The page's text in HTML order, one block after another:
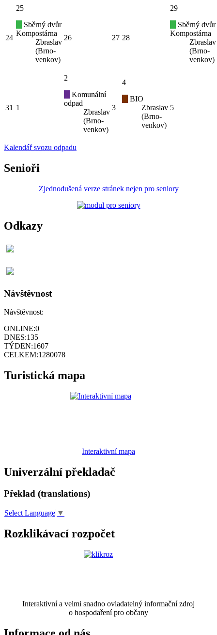
24
25
Sběrný dvůr
Kompostárna
Zbraslav
(Brno-
venkov)
26 27 28
29
Sběrný dvůr
Kompostárna
Zbraslav
(Brno-
venkov)
31 1
2
Komunální
odpad
Zbraslav
(Brno-
venkov)
3
4
BIO
Zbraslav
(Brno-
venkov)
5
Kalendář svozu odpadu
Senioři
Zjednodušená verze stránek nejen pro seniory
Odkazy
Návštěvnost
Návštěvnost:
ONLINE:0
DNES:135
TÝDEN:1607
CELKEM:1280078
Turistická mapa
Interaktivní mapa
Univerzální překladač
Překlad (translations)
Select Language ▼
Rozklikávací rozpočet
Interaktivní a velmi snadno ovladatelný informační zdroj
o hospodaření pro občany